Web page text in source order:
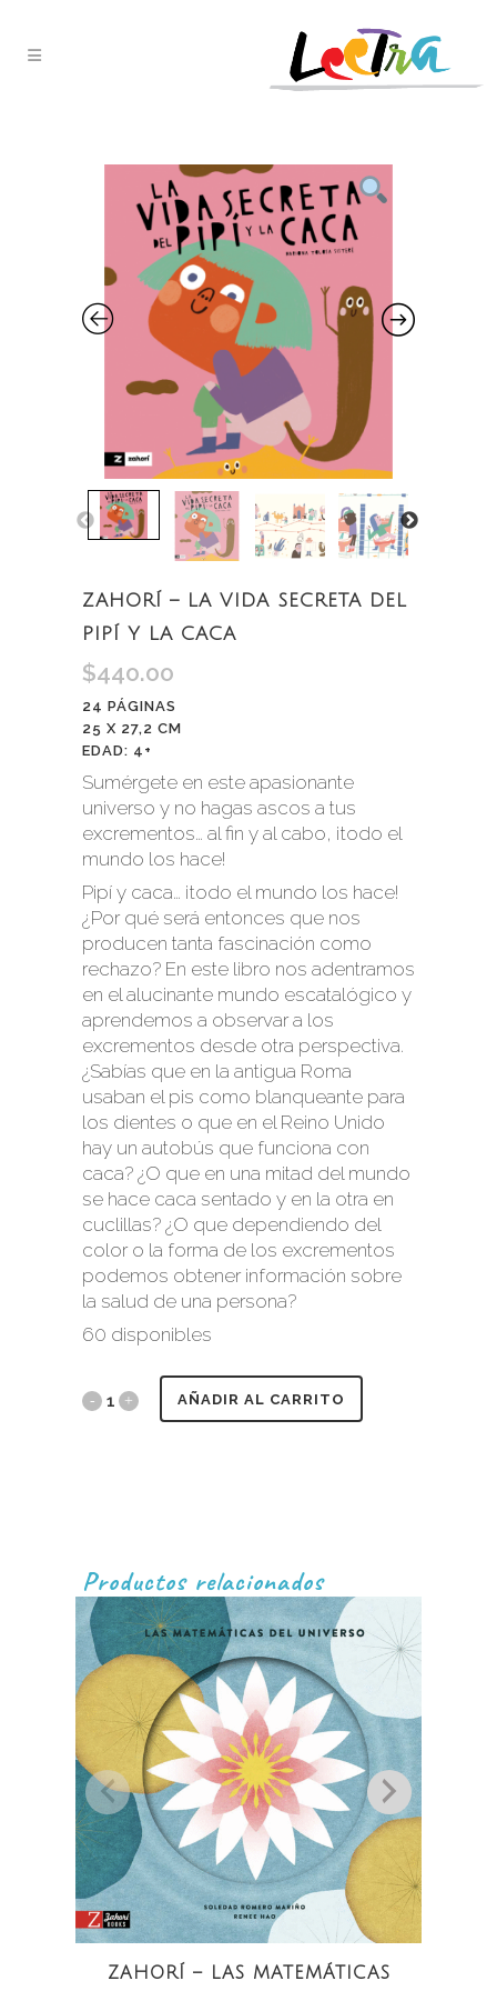
ZAHORÍ – LA VIDA SECRETA DEL
PIPÍ Y LA CACA
$440.00
24 PÁGINAS
25 X 27,2 CM
EDAD: 4+
Sumérgete en este apasionante
universo y no hagas ascos a tus
excrementos… al fin y al cabo, ¡todo el
mundo los hace!
Pipí y caca… ¡todo el mundo los hace!
¿Por qué será entonces que nos
producen tanta fascinación como
rechazo? En este libro nos adentramos
en el alucinante mundo escatalógico y
aprendemos a observar a los
excrementos desde otra perspectiva.
¿Sabías que en la antigua Roma
usaban el pis como blanqueante para
los dientes o que en el Reino Unido
hay un autobús que funciona con
caca? ¿O que en una mitad del mundo
se hace caca sentado y en la otra en
cuclillas? ¿O que dependiendo del
color o la forma de los excrementos
podemos obtener información sobre
la salud de una persona?
60 disponibles
AÑADIR AL CARRITO
Productos relacionados
ZAHORÍ – LAS MATEMÁTICAS